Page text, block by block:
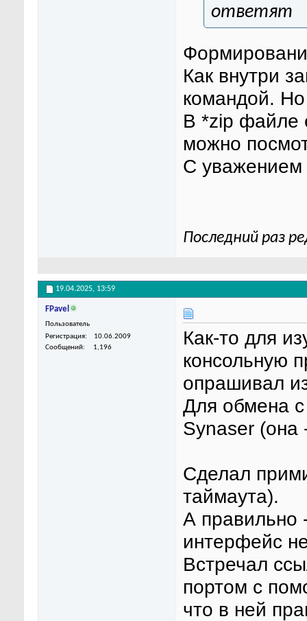
ответят
Как внутри
командой.
В *zip файле
можно
С уважением
Последний раз
19.04.2025, 13:59
FPavel
Пользователь
Регистрация
10.06.2009
Сообщений
1,196
Как-то для
консольную
опрашивал
Для обмена с
Synaser (она
Сделал
таймаута).
А правильно
интерфейс
Встречал
портом с
что в ней